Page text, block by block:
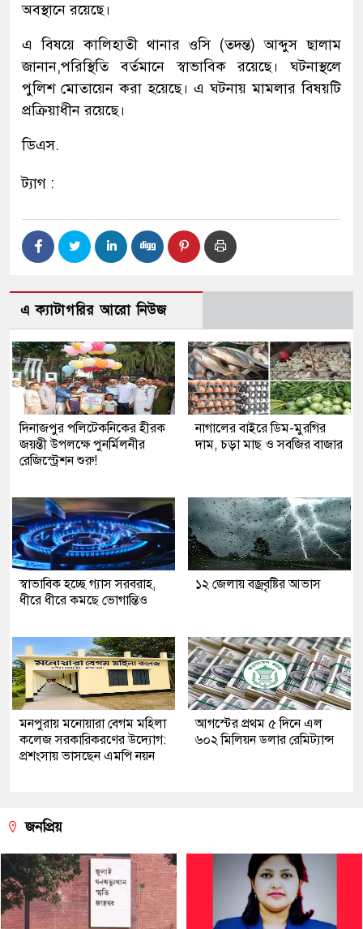
অবস্থানে রয়েছে।
এ বিষয়ে কালিহাতী থানার ওসি (তদন্ত) আব্দুস ছালাম
জানান,পরিস্থিতি বর্তমানে স্বাভাবিক রয়েছে। ঘটনাস্থলে
পুলিশ মোতায়েন করা হয়েছে। এ ঘটনায় মামলার বিষয়টি
প্রক্রিয়াধীন রয়েছে।
ডিএস.
ট্যাগ :
এ ক্যাটাগরির আরো নিউজ
দিনাজপুর পলিটেকনিকের হীরক
জয়ন্তী উপলক্ষে পুনর্মিলনীর
রেজিস্ট্রেশন শুরু!
নাগালের বাইরে ডিম-মুরগির
দাম, চড়া মাছ ও সবজির বাজার
স্বাভাবিক হচ্ছে গ্যাস সরবরাহ,
ধীরে ধীরে কমছে ভোগান্তিও
১২ জেলায় বজ্রবৃষ্টির আভাস
মনপুরায় মনোয়ারা বেগম মহিলা
কলেজ সরকারিকরণের উদ্যোগ:
প্রশংসায় ভাসছেন এমপি নয়ন
আগস্টের প্রথম ৫ দিনে এল
৬০২ মিলিয়ন ডলার রেমিট্যান্স
জনপ্রিয়